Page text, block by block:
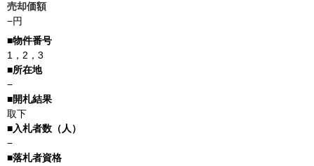
売却価額
−円
1，2，3
−
取下
−